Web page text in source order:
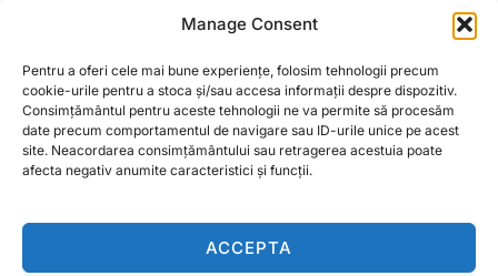
Manage Consent
Pentru a oferi cele mai bune experiențe, folosim tehnologii precum
cookie-urile pentru a stoca și/sau accesa informații despre dispozitiv.
Consimțământul pentru aceste tehnologii ne va permite să procesăm
date precum comportamentul de navigare sau ID-urile unice pe acest
site. Neacordarea consimțământului sau retragerea acestuia poate
afecta negativ anumite caracteristici și funcții.
ACCEPTA
FERGUSON OEM
4,58lei
CITEȘTE MAI MULT